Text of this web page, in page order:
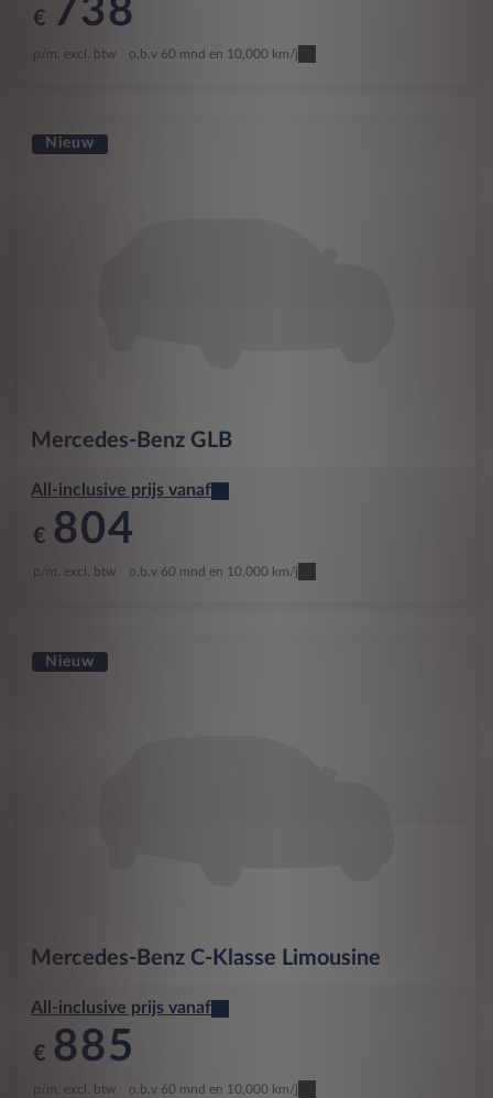
€ 738
p/m. excl. btw o.b.v 60 mnd en 10,000 km/j
Nieuw
Mercedes-Benz GLB
All-inclusive prijs vanaf
€ 804
p/m. excl. btw o.b.v 60 mnd en 10,000 km/j
Nieuw
Mercedes-Benz C-Klasse Limousine
All-inclusive prijs vanaf
€ 885
p/m. excl. btw o.b.v 60 mnd en 10,000 km/j